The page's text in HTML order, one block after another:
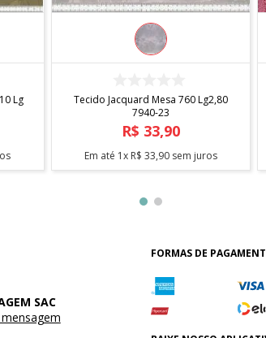
Lg
Tecido Jacquard Mesa 760 Lg2,80
7940-23
R$ 33,90
Em até 1x R$ 33,90 sem juros
SAC
FORMAS DE